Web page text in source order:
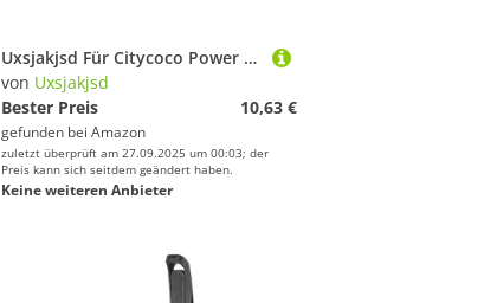
Uxsjakjsd Für Citycoco Power Connector Kabel Ladebuchse Verlängertes Winkelkabel für Citycoco Elektroroller Teile 160cm
von Uxsjakjsd
Bester Preis
10,63 €
gefunden bei Amazon
zuletzt überprüft am 27.09.2025 um 00:03; der
Preis kann sich seitdem geändert haben.
Keine weiteren Anbieter